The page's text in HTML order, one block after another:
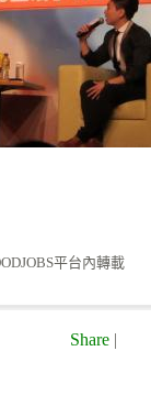
平台內轉載
Share |